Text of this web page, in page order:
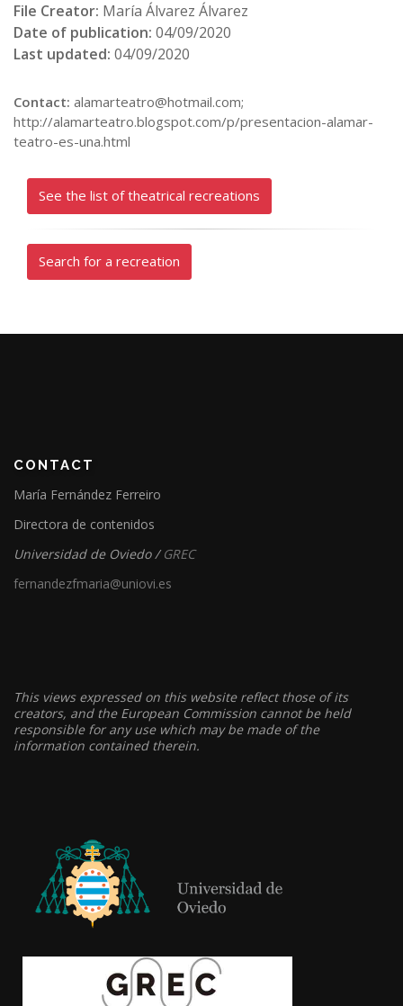
File Creator: María Álvarez Álvarez
Date of publication: 04/09/2020
Last updated: 04/09/2020
Contact: alamarteatro@hotmail.com;
http://alamarteatro.blogspot.com/p/presentacion-alamar-
teatro-es-una.html
See the list of theatrical recreations
Search for a recreation
CONTACT
María Fernández Ferreiro
Directora de contenidos
Universidad de Oviedo /GREC
fernandezfmaria@uniovi.es
This views expressed on this website reflect those of its
creators, and the European Commission cannot be held
responsible for any use which may be made of the
information contained therein.